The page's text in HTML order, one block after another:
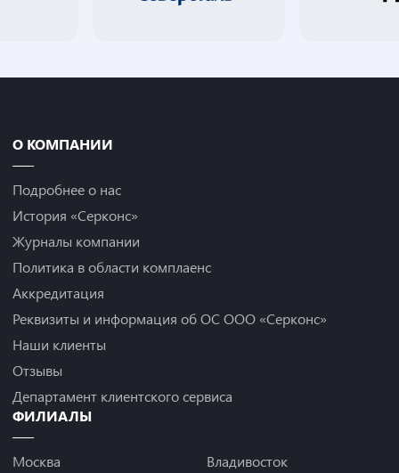
О КОМПАНИИ
Подробнее о нас
История «Серконс»
Журналы компании
Политика в области комплаенс
Аккредитация
Реквизиты и информация об ОС ООО «Серконс»
Наши клиенты
Отзывы
Департамент клиентского сервиса
ФИЛИАЛЫ
Москва
Владивосток